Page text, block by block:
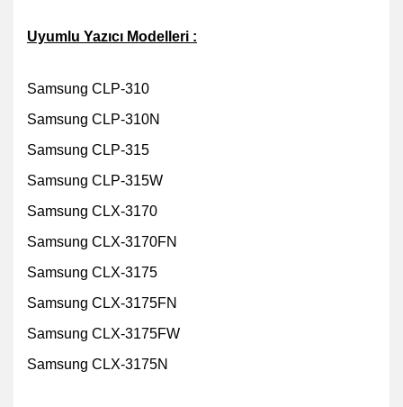
Uyumlu Yazıcı Modelleri :
Samsung CLP-310
Samsung CLP-310N
Samsung CLP-315
Samsung CLP-315W
Samsung CLX-3170
Samsung CLX-3170FN
Samsung CLX-3175
Samsung CLX-3175FN
Samsung CLX-3175FW
Samsung CLX-3175N